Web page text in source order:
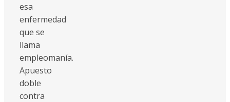
esa
enfermedad
que se
llama
empleomanía.
Apuesto
doble
contra